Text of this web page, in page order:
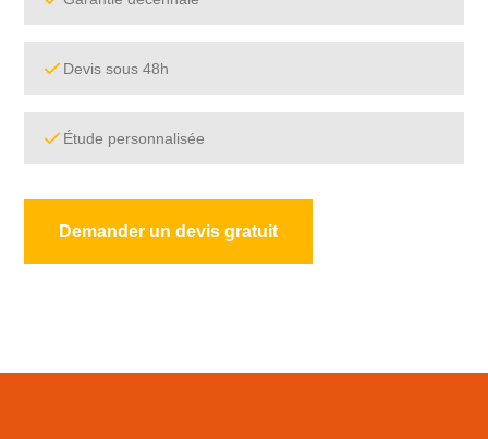
Devis sous 48h
Étude personnalisée
Demander un devis gratuit